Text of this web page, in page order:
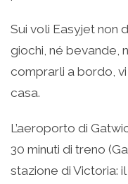
Sui voli Easyjet non
giochi, né bevande,
comprarli a bordo,
casa.
L’aeroporto di
30 minuti di treno
stazione di Victoria: